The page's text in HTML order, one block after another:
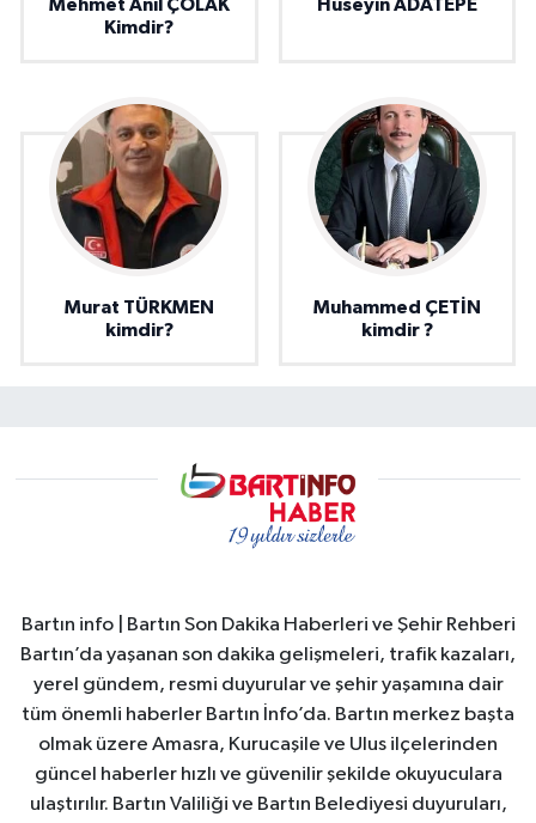
Mehmet Anıl ÇOLAK
Kimdir?
Hüseyin ADATEPE
Murat TÜRKMEN
kimdir?
Muhammed ÇETİN
kimdir ?
Bartın info | Bartın Son Dakika Haberleri ve Şehir Rehberi
Bartın’da yaşanan son dakika gelişmeleri, trafik kazaları,
yerel gündem, resmi duyurular ve şehir yaşamına dair
tüm önemli haberler Bartın İnfo’da. Bartın merkez başta
olmak üzere Amasra, Kurucaşile ve Ulus ilçelerinden
güncel haberler hızlı ve güvenilir şekilde okuyuculara
ulaştırılır. Bartın Valiliği ve Bartın Belediyesi duyuruları,